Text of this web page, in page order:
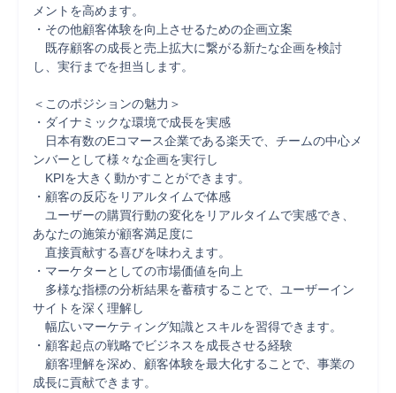
メントを高めます。
・その他顧客体験を向上させるための企画立案
既存顧客の成長と売上拡大に繋がる新たな企画を検討
し、実行までを担当します。
＜このポジションの魅力＞
・ダイナミックな環境で成長を実感
日本有数のEコマース企業である楽天で、チームの中心メ
ンバーとして様々な企画を実行し
KPIを大きく動かすことができます。
・顧客の反応をリアルタイムで体感
ユーザーの購買行動の変化をリアルタイムで実感でき、
あなたの施策が顧客満足度に
直接貢献する喜びを味わえます。
・マーケターとしての市場価値を向上
多様な指標の分析結果を蓄積することで、ユーザーイン
サイトを深く理解し
幅広いマーケティング知識とスキルを習得できます。
・顧客起点の戦略でビジネスを成長させる経験
顧客理解を深め、顧客体験を最大化することで、事業の
成長に貢献できます。